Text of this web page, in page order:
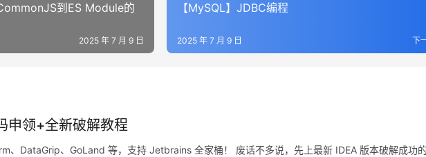
到ES Module的
2025 年 7 月 9 日
【MySQL】JDBC编程
下
2025 年 7 月 9 日
申领+全新破解教程
、DataGrip、GoLand 等，支持 Jetbrains 全家桶！ 废话不多说，先上最新 IDEA 版本破解成功